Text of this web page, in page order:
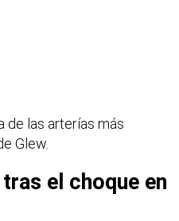
de las arterías más
Glew.
el choque en